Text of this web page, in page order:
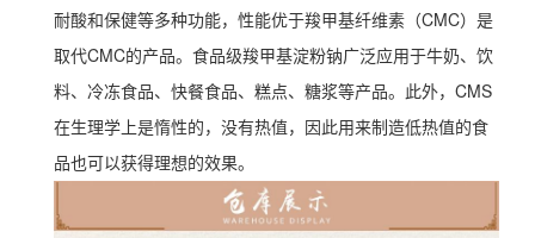
耐酸和保健等多种功能，性能优于羧甲基纤维素（CMC）是
取代CMC的产品。食品级羧甲基淀粉钠广泛应用于牛奶、饮
料、冷冻食品、快餐食品、糕点、糖浆等产品。此外，CMS
在生理学上是惰性的，没有热值，因此用来制造低热值的食
品也可以获得理想的效果。